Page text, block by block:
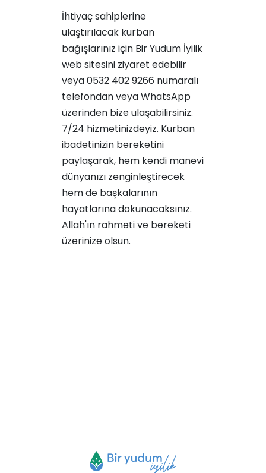
İhtiyaç sahiplerine
ulaştırılacak kurban
bağışlarınız için Bir Yudum İyilik
web sitesini ziyaret edebilir
veya 0532 402 9266 numaralı
telefondan veya WhatsApp
üzerinden bize ulaşabilirsiniz.
7/24 hizmetinizdeyiz. Kurban
ibadetinizin bereketini
paylaşarak, hem kendi manevi
dünyanızı zenginleştirecek
hem de başkalarının
hayatlarına dokunacaksınız.
Allah'ın rahmeti ve bereketi
üzerinize olsun.